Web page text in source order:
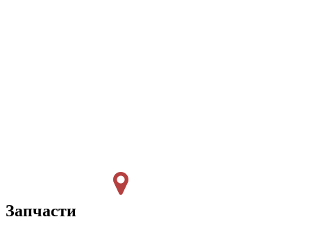
Запчасти